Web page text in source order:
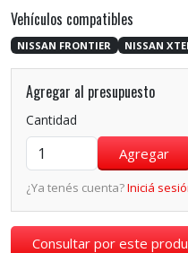
Vehículos compatibles
NISSAN FRONTIER NISSAN
Agregar al presupuesto
Cantidad
¿Ya tenés cuenta?Iniciá
Consultar por este